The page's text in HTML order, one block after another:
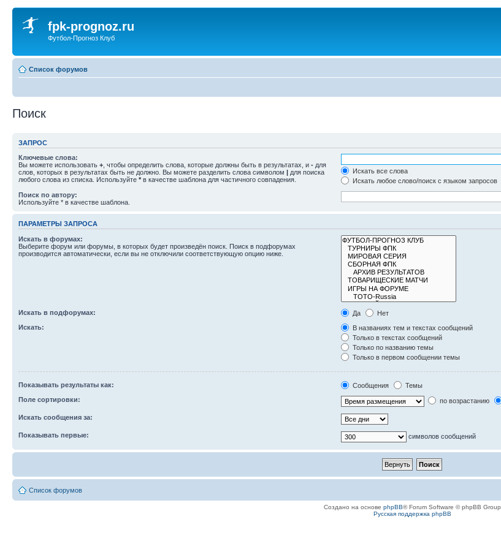
fpk-prognoz.ru
Футбол-Прогноз Клуб
Список форумов
Поиск
ЗАПРОС
Ключевые слова:
Вы можете использовать + , чтобы определить слова, которые должны быть в результатах, и - для
слов, которых в результатах быть не должно. Вы можете разделить слова символом | для поиска
любого слова из списка. Используйте * в качестве шаблона для частичного совпадения.
Искать все слова
Искать любое слово/поиск с языком запросов
Поиск по автору:
Используйте * в качестве шаблона.
ПАРАМЕТРЫ ЗАПРОСА
Искать в форумах:
Выберите форум или форумы, в которых будет произведён поиск. Поиск в подфорумах
производится автоматически, если вы не отключили соответствующую опцию ниже.
Искать в подфорумах: Да
Нет
Искать:
В названиях тем и текстах сообщений
Только в текстах сообщений
Только по названию темы
Только в первом сообщении темы
Показывать результаты как: Сообщения
Темы
Поле сортировки:
по возрастанию
Искать сообщения за:
Показывать первые: символов сообщений
Список форумов
Создано на основе phpBB® Forum Software © phpBB Group
Русская поддержка phpBB